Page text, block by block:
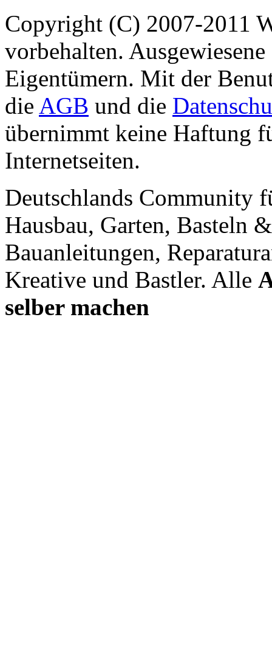
Copyright (C) 2007-2011
vorbehalten.
Eigentümern. Mit der
die AGB und die
übernimmt keine Haftung
Internetseiten.
Deutschlands Community
Hausbau, Garten, Basteln
Bauanleitungen,
Kreative und Bastler. Alle
selber machen